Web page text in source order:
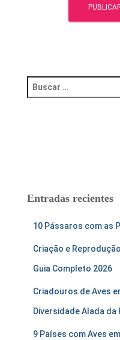
Entradas recientes
10 Pássaros com as
Criação e
Guia Completo 2026
Criadouros de Aves
Diversidade Alada da
9 Países com Aves